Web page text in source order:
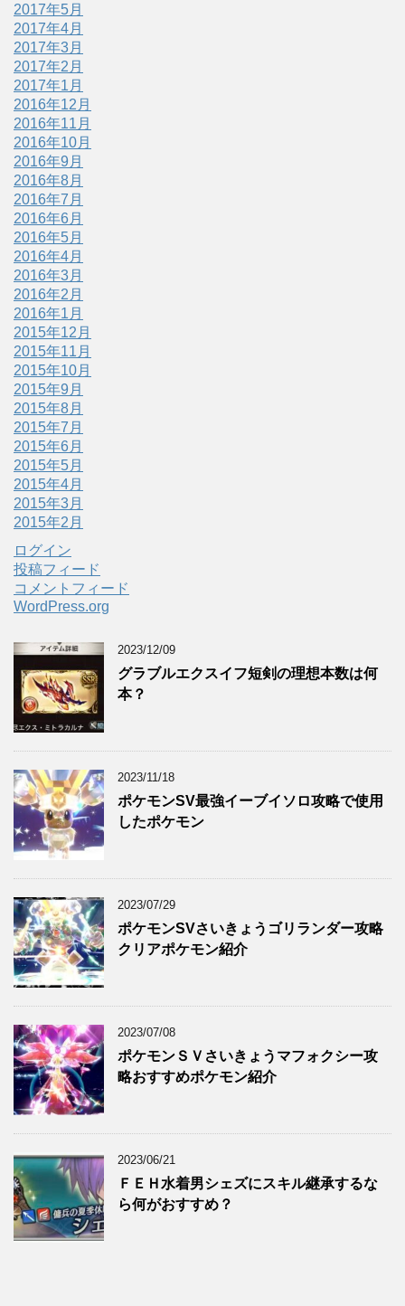
2017年5月
2017年4月
2017年3月
2017年2月
2017年1月
2016年12月
2016年11月
2016年10月
2016年9月
2016年8月
2016年7月
2016年6月
2016年5月
2016年4月
2016年3月
2016年2月
2016年1月
2015年12月
2015年11月
2015年10月
2015年9月
2015年8月
2015年7月
2015年6月
2015年5月
2015年4月
2015年3月
2015年2月
ログイン
投稿フィード
コメントフィード
WordPress.org
2023/12/09
グラブルエクスイフ短剣の理想本数は何
本？
2023/11/18
ポケモンSV最強イーブイソロ攻略で使用
したポケモン
2023/07/29
ポケモンSVさいきょうゴリランダー攻略
クリアポケモン紹介
2023/07/08
ポケモンＳＶさいきょうマフォクシー攻
略おすすめポケモン紹介
2023/06/21
ＦＥＨ水着男シェズにスキル継承するな
ら何がおすすめ？